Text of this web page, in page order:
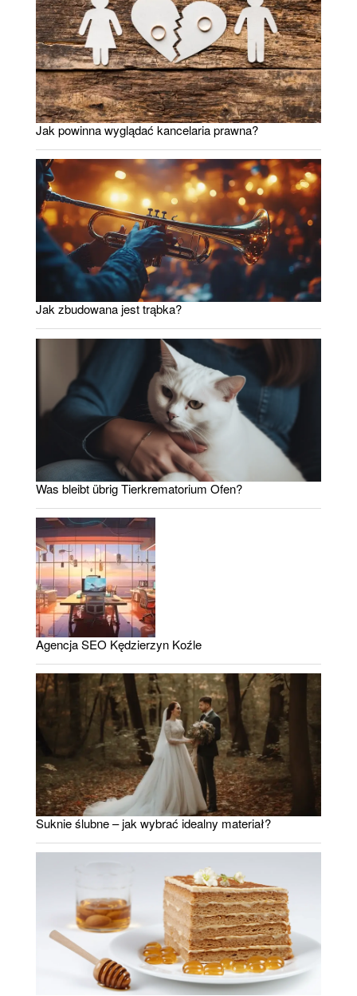
Jak powinna wyglądać kancelaria prawna?
Jak zbudowana jest trąbka?
Was bleibt übrig Tierkrematorium Ofen?
Agencja SEO Kędzierzyn Koźle
Suknie ślubne – jak wybrać idealny materiał?